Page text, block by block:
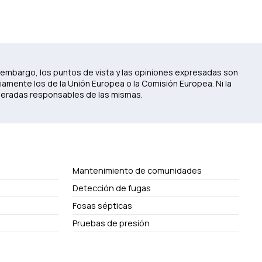
los puntos de vista y las opiniones expresadas son
los de la Unión Europea o la Comisión Europea. Ni la
responsables de las mismas.
Mantenimiento de comunidades
Detección de fugas
Fosas sépticas
Pruebas de presión